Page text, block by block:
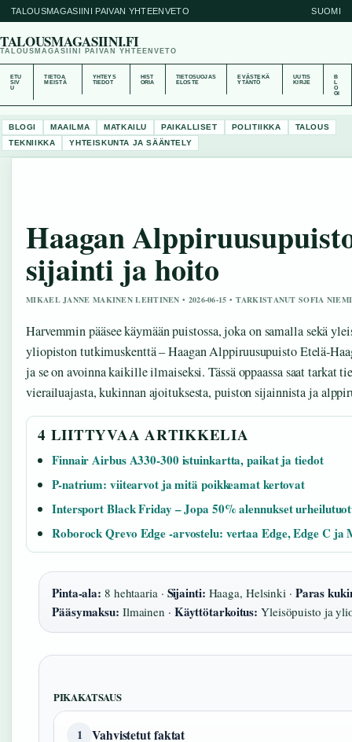
TALOUSMAGASIINI PAIVAN YHTEENVETO SUOMI
TALOUSMAGASIINI.FI
TALOUSMAGASIINI PAIVAN YHTEENVETO
ETU
SIV
U
TIETOA
MEISTÄ
YHTEYS
TIEDOT
HIST
ORIA
TIETOSUOJAS
ELOSTE
EVÄSTEKÄ
YTÄNTÖ
UUTIS
KIRJE
B
O
GI
BLOGI MAAILMA MATKAILU PAIKALLISET POLITIIKKA
TALOUS
TEKNIIKKA
YHTEISKUNTA JA SÄÄNTELY
Haagan
sijainti ja hoito
MIKAEL JANNE MAKINEN LEHTINEN • 2026-06-15 • TARKISTANUT SOFIA NIEMI
Harvemmin pääsee käymään puistossa, joka on samalla sekä
yliopiston tutkimuskenttä – Haagan Alppiruusupuisto Etelä-
ja se on avoinna kaikille ilmaiseksi. Tässä oppaassa saat tarkat
vierailuajasta, kukinnan ajoituksesta, puiston sijainnista ja
4 LIITTYVAA ARTIKKELIA
Finnair Airbus A330-300 istuinkartta, paikat ja tiedot
P-natrium: viitearvot ja mitä poikkeamat kertovat
Intersport Black Friday – Jopa 50% alennukset
Roborock Qrevo Edge -arvostelu: vertaa Edge, Edge C ja
Pinta-ala: 8 hehtaaria · Sijainti: Haaga, Helsinki · Paras
Pääsymaksu: Ilmainen · Käyttötarkoitus: Yleisöpuisto ja
PIKAKATSAUS
1 Vahvistetut faktat